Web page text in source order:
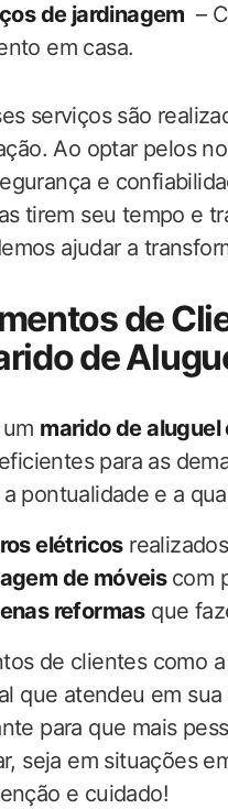
de jardinagem
–
em ‌casa.
serviços‍ são
Ao optar pelos
e
tirem seu tempo e
ajudar a
de
de
marido de
​para as
pontualidade ⁢e a
​elétricos
de móveis⁣com​
reformasque
de​ clientes como
que atendeu em​
‍para que ‌mais
seja em situações
e cuidado!